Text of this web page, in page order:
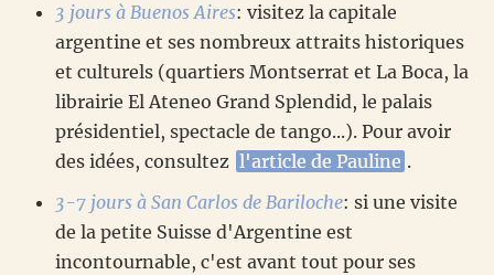
3 jours à Buenos Aires: visitez la capitale
argentine et ses nombreux attraits historiques
et culturels (quartiers Montserrat et La Boca, la
librairie El Ateneo Grand Splendid, le palais
présidentiel, spectacle de tango...). Pour avoir
des idées, consultez l'article de Pauline .
3-7 jours à San Carlos de Bariloche: si une visite
de la petite Suisse d'Argentine est
incontournable, c'est avant tout pour ses